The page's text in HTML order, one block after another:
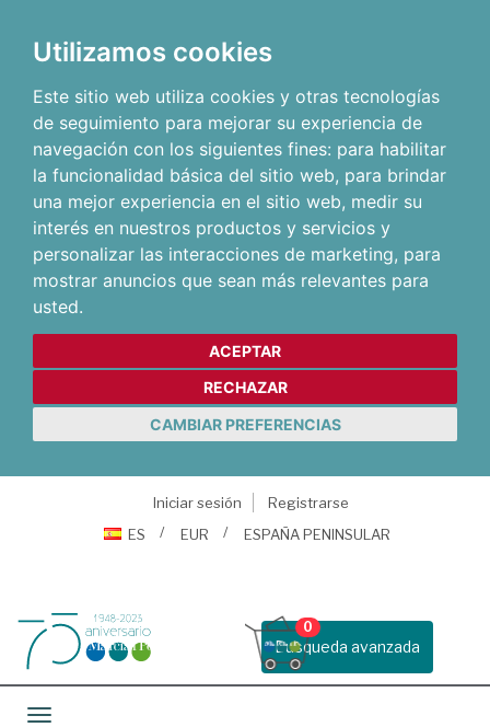
Utilizamos cookies
Este sitio web utiliza cookies y otras tecnologías
de seguimiento para mejorar su experiencia de
navegación con los siguientes fines: para habilitar
la funcionalidad básica del sitio web, para brindar
una mejor experiencia en el sitio web, medir su
interés en nuestros productos y servicios y
personalizar las interacciones de marketing, para
mostrar anuncios que sean más relevantes para
usted.
ACEPTAR
RECHAZAR
CAMBIAR PREFERENCIAS
Iniciar sesión
Registrarse
ES
EUR ESPAÑA PENINSULAR
Busqueda avanzada
0
Toggle navigation